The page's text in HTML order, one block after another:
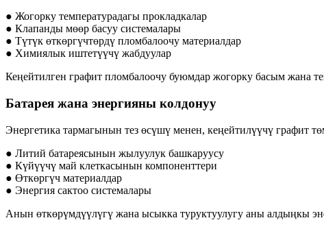
● Жогорку температурадагы прокладкалар
● Клапанды мөөр басуу системалары
● Түтүк өткөргүчтөрдү пломбалоочу материалдар
● Химиялык иштетүүчү жабдуулар
Кеңейтилген графит пломбалоочу буюмдар жогорку басым жана
Батарея жана энергияны колдонуу
Энергетика тармагынын тез өсүшү менен, кеңейтилүүчү графит
● Литий батареясынын жылуулук башкаруусу
● Күйүүчү май клеткасынын компоненттери
● Өткөргүч материалдар
● Энергия сактоо системалары
Анын өткөрүмдүүлүгү жана ысыкка туруктуулугу аны алдыңкы